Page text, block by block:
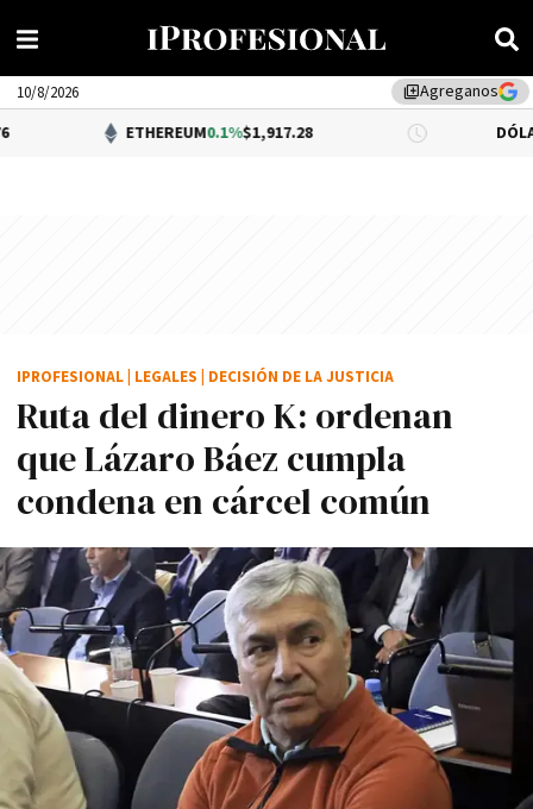
library_addAgreganos
10/8/2026
ETHEREUM0.1%$1,917.28 DÓLAR BNA
Ruta del dinero K: ordenan
que Lázaro Báez cumpla
condena en cárcel común
IPROFESIONAL LEGALES DECISIÓN DE LA JUSTICIA